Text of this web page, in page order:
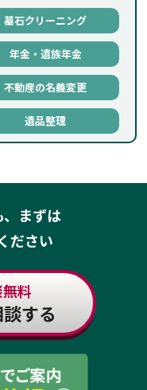
墓石クリーニング
年金・遺族年金
不動産の名義変更
遺品整理
まずは
ださい
料
する